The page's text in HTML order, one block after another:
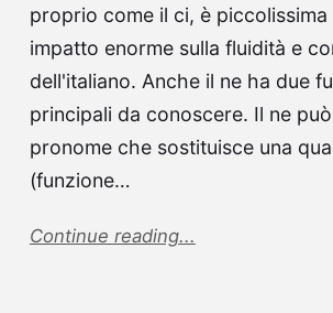
proprio come il ci, è piccolissima
impatto enorme sulla fluidità e
dell'italiano. Anche il ne ha due
principali da conoscere. Il ne
pronome che sostituisce una
(funzione…
Continue reading...